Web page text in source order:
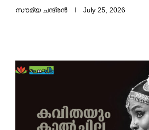
സൗമ്യ ചന്ദ്രൻ July 25, 2026